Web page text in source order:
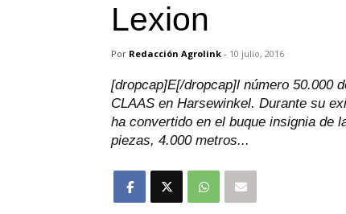
Lexion
Por Redacción Agrolink - 10 julio, 2016
[dropcap]E[/dropcap]l número 50.000
CLAAS en Harsewinkel. Durante su
ha convertido en el buque insignia de
piezas, 4.000 metros...